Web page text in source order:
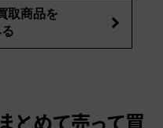
取商品を